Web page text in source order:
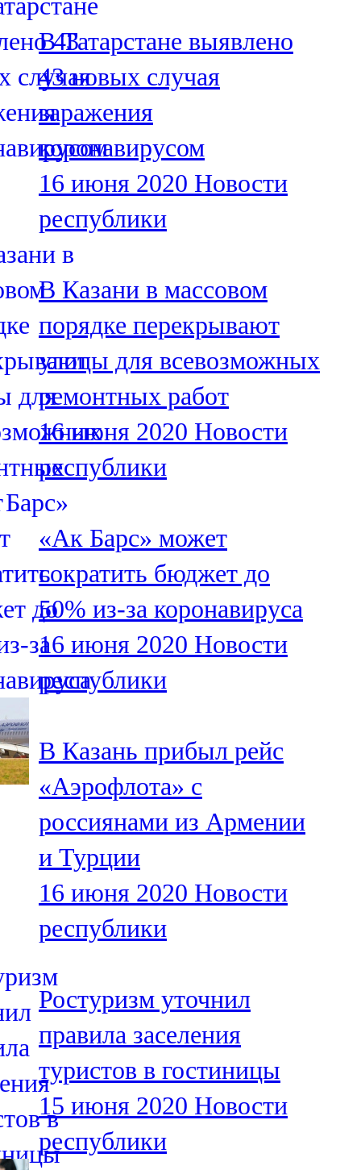
Лениногорский
102,1 FM
Мамадыш
106,2 FM
Минзәлә
107,3 FM
Мөслим
100,0 FM
Нурлат
104,7 FM
Олы Әтнә
71,42 FM
Сарман
107,8 FM
Теләче
106,1 FM
Түбән Кама
102,6 FM
Чирмешән
107,7 FM
103,0 FM
Чүпрәле
91,0 FM
Шәмәрдән
102,3 FM
Яңа чишмә
107,0 FM
Яр Чаллы
105,5 FM
В Татарстане выявлено
43 новых случая
заражения
коронавирусом
16 июня 2020 Новости
республики
В Казани в массовом
порядке перекрывают
улицы для всевозможных
ремонтных работ
16 июня 2020 Новости
республики
«Ак Барс» может
сократить бюджет до
50% из-за коронавируса
16 июня 2020 Новости
республики
В Казань прибыл рейс
«Аэрофлота» с
россиянами из Армении
и Турции
16 июня 2020 Новости
республики
Ростуризм уточнил
правила заселения
туристов в гостиницы
15 июня 2020 Новости
республики